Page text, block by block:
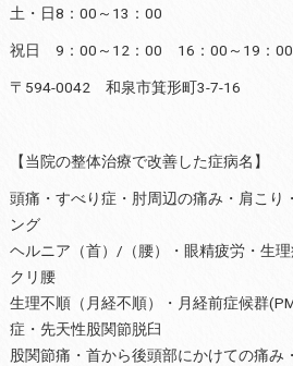
土・日8：00～13：00
祝日 9：00～12：00 16：00～19：00
〒594-0042 和泉市箕形町3-7-16
【当院の整体治療で改善した症病名】
頭痛・すべり症・肘周辺の痛み・肩こり
ング
ヘルニア（首）/（腰）・眼精疲労・生
クリ腰
生理不順（月経不順）・月経前症候群
症・先天性股関節脱臼
股関節痛・首から後頭部にかけての痛み